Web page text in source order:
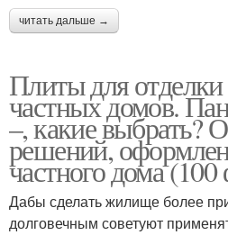
читать дальше →
Плиты для
частных домов.
–, какие выбрать?
решений,
частного дома
Дабы сделать жилище более
долговечным советуют